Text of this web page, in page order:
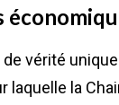
de vérité
laquelle la